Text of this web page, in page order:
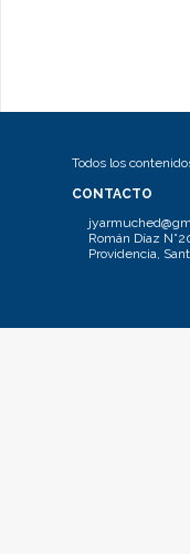
Todos los
CONTACTO
Román Díaz
Providencia,